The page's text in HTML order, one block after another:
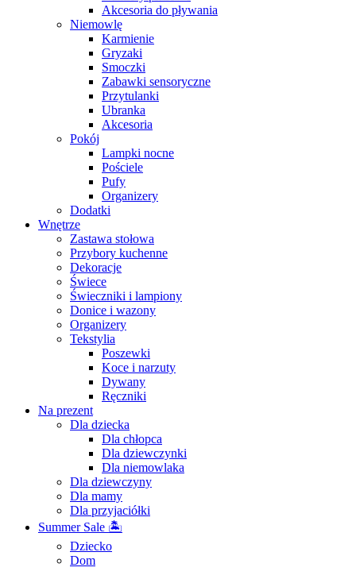
Akcesoria do pływania
Niemowlę
Karmienie
Gryzaki
Smoczki
Zabawki sensoryczne
Przytulanki
Ubranka
Akcesoria
Pokój
Lampki nocne
Pościele
Pufy
Organizery
Dodatki
Wnętrze
Zastawa stołowa
Przybory kuchenne
Dekoracje
Świece
Świeczniki i lampiony
Donice i wazony
Organizery
Tekstylia
Poszewki
Koce i narzuty
Dywany
Ręczniki
Na prezent
Dla dziecka
Dla chłopca
Dla dziewczynki
Dla niemowlaka
Dla dziewczyny
Dla mamy
Dla przyjaciółki
Summer Sale 🏝
Dziecko
Dom